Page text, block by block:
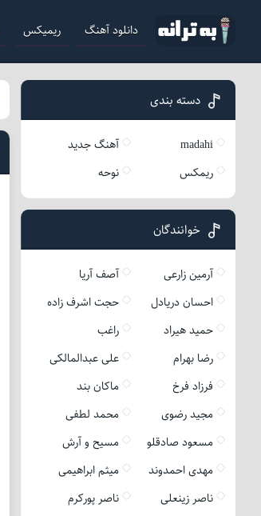
دانلود آهنگ ریمیکس
دسته بندی
madahi
آهنگ جدید
ریمکس
نوحه
خوانندگان
آرمین زارعی
آصف آریا
احسان دریادل
حجت اشرف زاده
حمید هیراد
راغب
رضا بهرام
علی عبدالمالکی
فرزاد فرخ
ماکان بند
مجید رضوی
محمد لطفی
مسعود صادقلو
مسیح و آرش
مهدی احمدوند
میثم ابراهیمی
ناصر زینعلی
ناصر پورکرم